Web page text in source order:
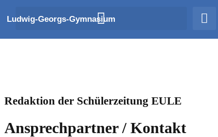
Inhalt
springen
Ludwig-Georgs-Gymnasium
Redaktion der Schülerzeitung EULE
Ansprechpartner / Kontakt